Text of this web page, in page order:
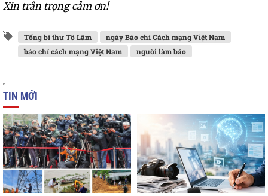
Xin trân trọng cảm ơn!
Tổng bí thư Tô Lâm
ngày Báo chí Cách mạng Việt Nam
báo chí cách mạng Việt Nam
người làm báo
TIN MỚI